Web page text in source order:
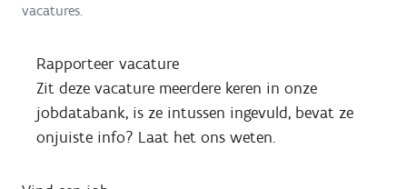
vacatures.
Rapporteer vacature
Zit deze vacature meerdere keren in onze
jobdatabank, is ze intussen ingevuld, bevat ze
onjuiste info? Laat het ons weten.